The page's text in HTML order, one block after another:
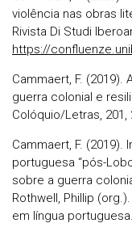
violência nas obras
Rivista Di Studi
https://
Cammaert, F. (2019).
guerra colonial e
Colóquio/Letras, 201,
Cammaert, F. (2019).
portuguesa “pós-
sobre a guerra
Rothwell, Phillip
em língua